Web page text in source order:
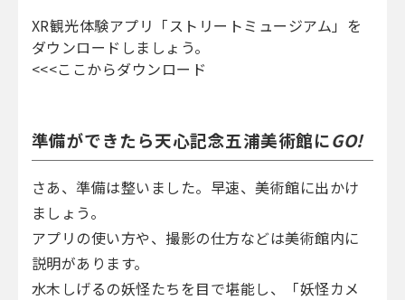
XR観光体験アプリ「ストリートミュージアム」を
ダウンロードしましょう。
<<<ここからダウンロード
準備ができたら天心記念五浦美術館にGO!
さあ、準備は整いました。早速、美術館に出かけ
ましょう。
アプリの使い方や、撮影の仕方などは美術館内に
説明があります。
水木しげるの妖怪たちを目で堪能し、「妖怪カメ